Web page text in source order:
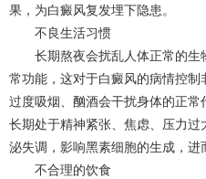
果，为白癜风复发埋下隐患。
不良生活习惯
长期熬夜会扰乱人体正常的生
常功能，这对于白癜风的病情控制
过度吸烟、酗酒会干扰身体的正常
长期处于精神紧张、焦虑、压力
泌失调，影响黑素细胞的生成，进
不合理的饮食